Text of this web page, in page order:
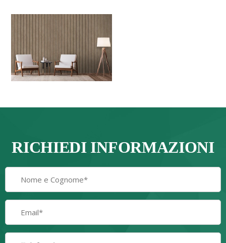
RICHIEDI INFORMAZIONI